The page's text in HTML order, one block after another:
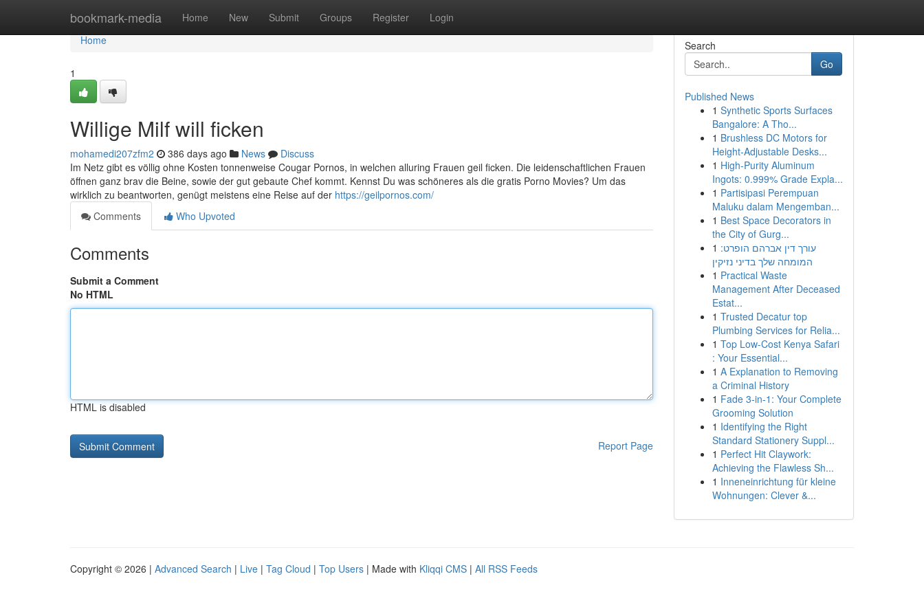
bookmark-media Home New Submit Groups Register Login
Home
Home
1
Willige Milf will ficken
mohamedi207zfm2 386 days ago News
Discuss
Im Netz gibt es völlig ohne Kosten tonnenweise Cougar Pornos, in welchen alluring Frauen geil ficken. Die leidenschaftlichen Frauen
öffnen ganz brav die Beine, sowie der gut gebaute Chef kommt. Kennst Du was schöneres als die gratis Porno Movies? Um das
wirklich zu beantworten, genügt meistens eine Reise auf der https://geilpornos.com/
Comments
Who Upvoted
Comments
Submit a Comment
No HTML
HTML is disabled
Report Page
Search
Go
Published News
1 Synthetic Sports Surfaces
Bangalore: A Tho...
1 Brushless DC Motors for
Height-Adjustable Desks...
1 High-Purity Aluminum
Ingots: 0.999% Grade Expla...
1 Partisipasi Perempuan
Maluku dalam Mengemban...
1 Best Space Decorators in
the City of Gurg...
1 עורך דין אברהם הופרט:
המומחה שלך בדיני נזיקין
1 Practical Waste
Management After Deceased
Estat...
1 Trusted Decatur top
Plumbing Services for Relia...
1 Top Low-Cost Kenya Safari
: Your Essential...
1 A Explanation to Removing
a Criminal History
1 Fade 3-in-1: Your Complete
Grooming Solution
1 Identifying the Right
Standard Stationery Suppl...
1 Perfect Hit Claywork:
Achieving the Flawless Sh...
1 Inneneinrichtung für kleine
Wohnungen: Clever &...
Copyright © 2026 | Advanced Search | Live | Tag Cloud | Top Users | Made with Kliqqi CMS | All RSS Feeds